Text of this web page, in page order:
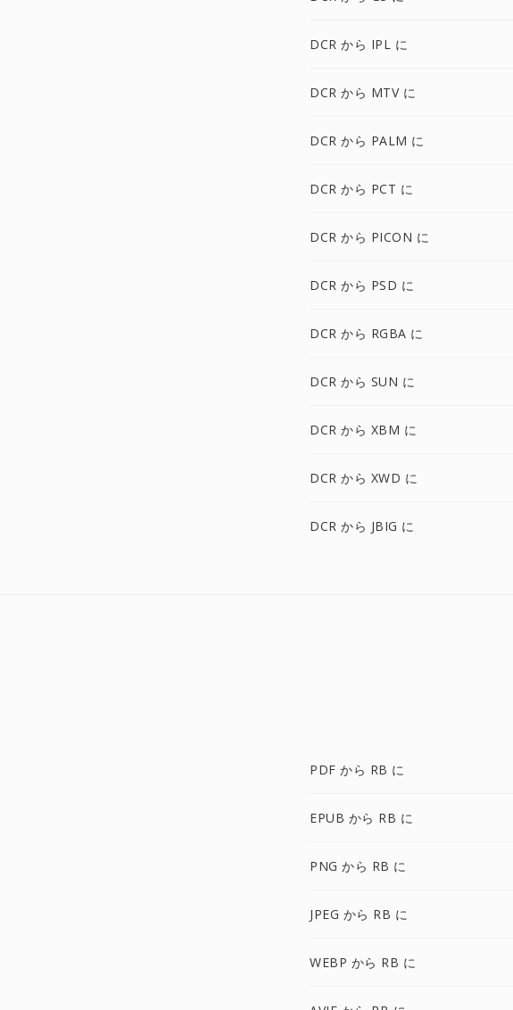
DCR から IPL に
DCR から MTV に
DCR から PALM に
DCR から PCT に
DCR から PICON に
DCR から PSD に
DCR から RGBA に
DCR から SUN に
DCR から XBM に
DCR から XWD に
DCR から JBIG に
PDF から RB に
EPUB から RB に
PNG から RB に
JPEG から RB に
WEBP から RB に